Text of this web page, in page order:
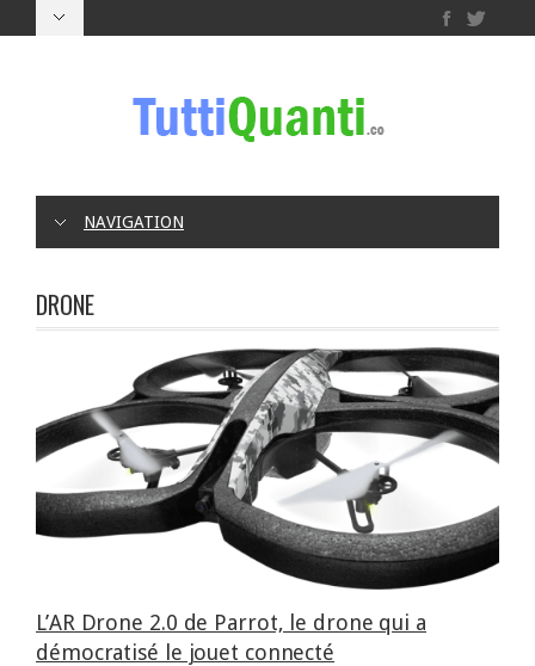
NAVIGATION
DRONE
L’AR Drone 2.0 de Parrot, le drone qui a
démocratisé le jouet connecté